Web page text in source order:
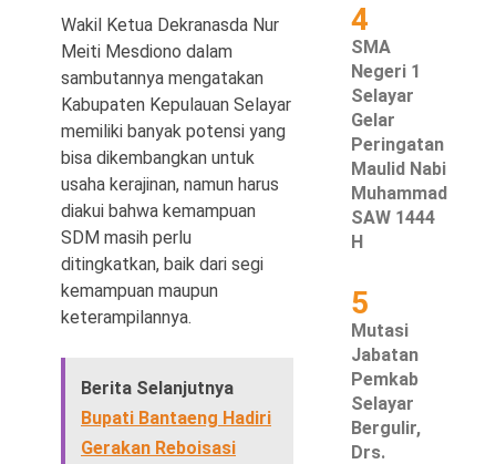
Wakil Ketua Dekranasda Nur
Meiti Mesdiono dalam
sambutannya mengatakan
Kabupaten Kepulauan Selayar
memiliki banyak potensi yang
bisa dikembangkan untuk
usaha kerajinan, namun harus
diakui bahwa kemampuan
SDM masih perlu
ditingkatkan, baik dari segi
kemampuan maupun
keterampilannya.
Berita Selanjutnya
Bupati Bantaeng Hadiri
Gerakan Reboisasi
4
SMA
Negeri 1
Selayar
Gelar
Peringatan
Maulid Nabi
Muhammad
SAW 1444
H
5
Mutasi
Jabatan
Pemkab
Selayar
Bergulir,
Drs.